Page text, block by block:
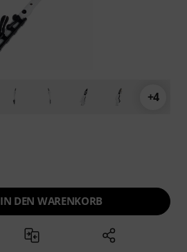
+4
IN DEN WARENKORB